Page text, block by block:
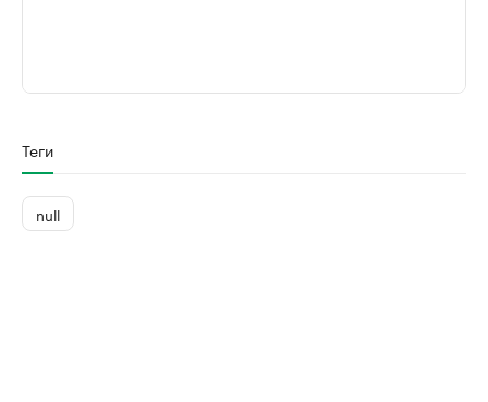
Теги
null